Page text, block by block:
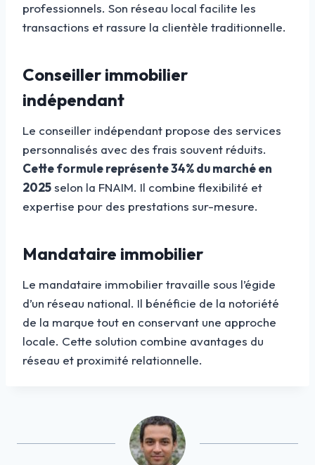
professionnels. Son réseau local facilite les
transactions et rassure la clientèle traditionnelle.
Conseiller immobilier
indépendant
Le conseiller indépendant propose des services
personnalisés avec des frais souvent réduits.
Cette formule représente 34% du marché en
2025selon la FNAIM. Il combine flexibilité et
expertise pour des prestations sur-mesure.
Mandataire immobilier
Le mandataire immobilier travaille sous l’égide
d’un réseau national. Il bénéficie de la notoriété
de la marque tout en conservant une approche
locale. Cette solution combine avantages du
réseau et proximité relationnelle.